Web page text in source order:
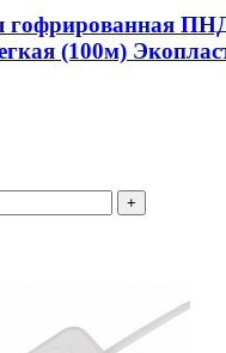
гофрированная
(100м)